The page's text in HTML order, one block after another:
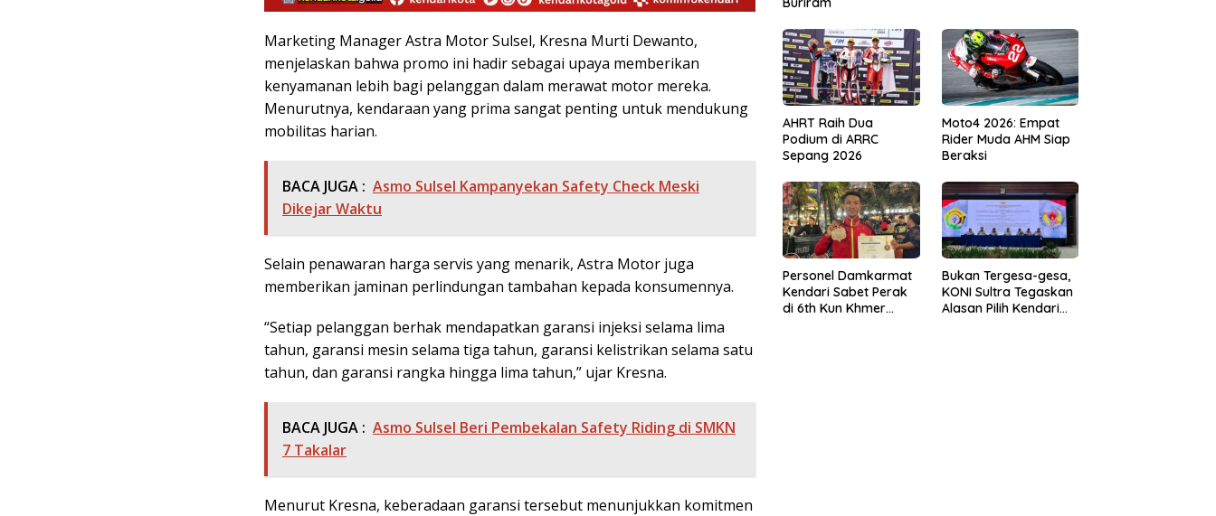
Marketing Manager Astra Motor Sulsel, Kresna Murti Dewanto,
menjelaskan bahwa promo ini hadir sebagai upaya memberikan
kenyamanan lebih bagi pelanggan dalam merawat motor mereka.
Menurutnya, kendaraan yang prima sangat penting untuk mendukung
mobilitas harian.
BACA JUGA : Asmo Sulsel Kampanyekan Safety Check Meski
Dikejar Waktu
Selain penawaran harga servis yang menarik, Astra Motor juga
memberikan jaminan perlindungan tambahan kepada konsumennya.
“Setiap pelanggan berhak mendapatkan garansi injeksi selama lima
tahun, garansi mesin selama tiga tahun, garansi kelistrikan selama satu
tahun, dan garansi rangka hingga lima tahun,” ujar Kresna.
BACA JUGA : Asmo Sulsel Beri Pembekalan Safety Riding di SMKN
7 Takalar
Menurut Kresna, keberadaan garansi tersebut menunjukkan komitmen
AHRT Raih Dua
Podium di ARRC
Sepang 2026
Moto4 2026: Empat
Rider Muda AHM Siap
Beraksi
Personel Damkarmat
Kendari Sabet Perak
di 6th Kun Khmer
Bukan Tergesa-gesa,
KONI Sultra Tegaskan
Alasan Pilih Kendari